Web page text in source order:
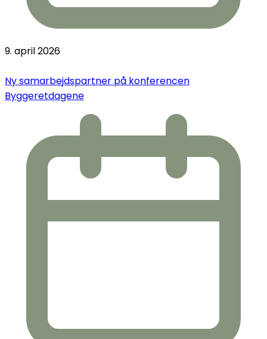
9. april 2026
Ny samarbejdspartner på konferencen
Byggeretdagene